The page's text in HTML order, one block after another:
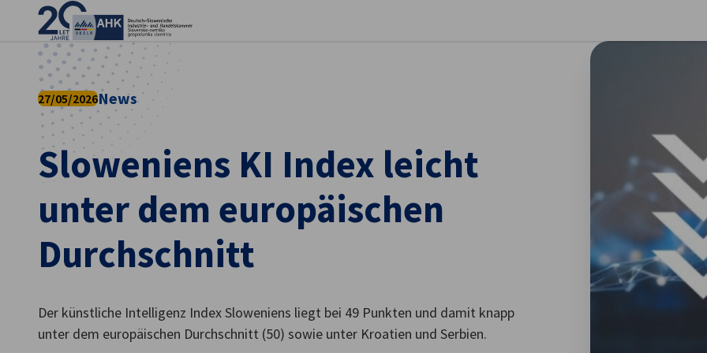
Sloweniens KI Index leicht
unter dem europäischen
Durchschnitt
27/05/2026News
Der künstliche Intelligenz Index Sloweniens liegt bei 49 Punkten und damit knapp
unter dem europäischen Durchschnitt (50) sowie unter Kroatien und Serbien.